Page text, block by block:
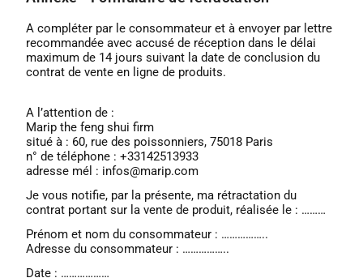
A compléter par le consommateur et à envoyer par lettre
recommandée avec accusé de réception dans le délai
maximum de 14 jours suivant la date de conclusion du
contrat de vente en ligne de produits.
A l’attention de :
Marip the feng shui firm
situé à : 60, rue des poissonniers, 75018 Paris
n° de téléphone : +33142513933
adresse mél : infos@marip.com
Je vous notifie, par la présente, ma rétractation du
contrat portant sur la vente de produit, réalisée le : ………
Prénom et nom du consommateur : ……………..
Adresse du consommateur : ……………..
Date : ………………